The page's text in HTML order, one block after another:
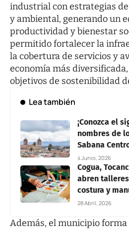
industrial con estrategias
y ambiental, generando un
productividad y bienestar
permitido fortalecer la
la cobertura de servicios y
economía más
objetivos de sostenibilidad
Lea también
¡Conozca el
nombres de
Sabana
4 Junio, 2026
Cogua,
abren
costura y
28 Abril, 2026
Además, el municipio